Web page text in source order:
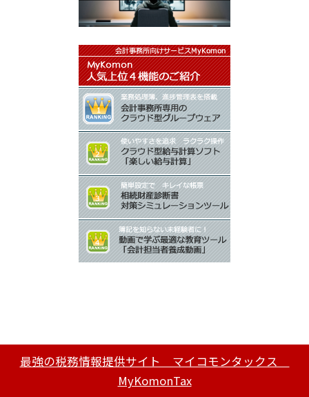
最強の税務情報提供サイト マイコモンタックス
MyKomonTax